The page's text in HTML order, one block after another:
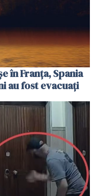
în Franța, Spania
au fost evacuați